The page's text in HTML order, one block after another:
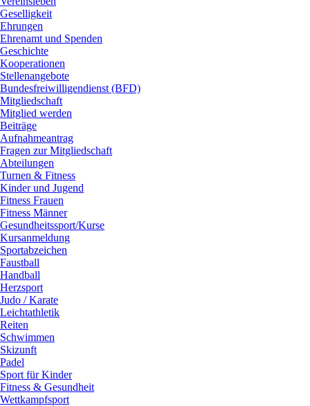
Geselligkeit
Ehrungen
Ehrenamt und Spenden
Geschichte
Kooperationen
Stellenangebote
Bundesfreiwilligendienst (BFD)
Mitgliedschaft
Mitglied werden
Beiträge
Aufnahmeantrag
Fragen zur Mitgliedschaft
Abteilungen
Turnen & Fitness
Kinder und Jugend
Fitness Frauen
Fitness Männer
Gesundheitssport/Kurse
Kursanmeldung
Sportabzeichen
Faustball
Handball
Herzsport
Judo / Karate
Leichtathletik
Reiten
Schwimmen
Skizunft
Padel
Sport für Kinder
Fitness & Gesundheit
Wettkampfsport